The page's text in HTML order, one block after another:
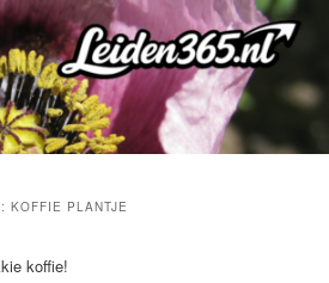
KOFFIE PLANTJE
koffie!